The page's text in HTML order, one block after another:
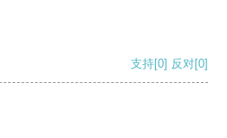
支持[0] 反对[0]